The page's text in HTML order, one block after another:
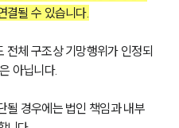
결될 수 있습니다.
전체 구조상 기망행위가 인정되
아닙니다.
될 경우에는 법인 책임과 내부